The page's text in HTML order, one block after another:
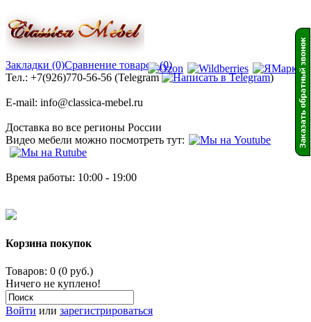
Закладки (0)Сравнение товаров (0)
Тел.: +7(926)770-56-56 (Telegram
)
E-mail: info@classica-mebel.ru
Доставка во все регионы России
Видео мебели можно посмотреть тут:
Время работы: 10:00 - 19:00
Корзина покупок
Товаров: 0 (0 руб.)
Ничего не куплено!
Войти или зарегистрироваться